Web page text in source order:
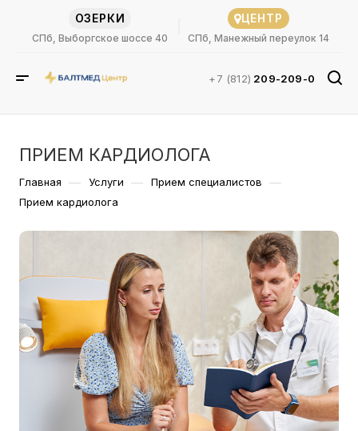
ОЗЕРКИ
СПб, Выборгское шоссе 40
ЦЕНТР
СПб, Манежный переулок 14
+7 (812) 209-209-0
ПРИЕМ КАРДИОЛОГА
Главная — Услуги — Прием специалистов —
Прием кардиолога